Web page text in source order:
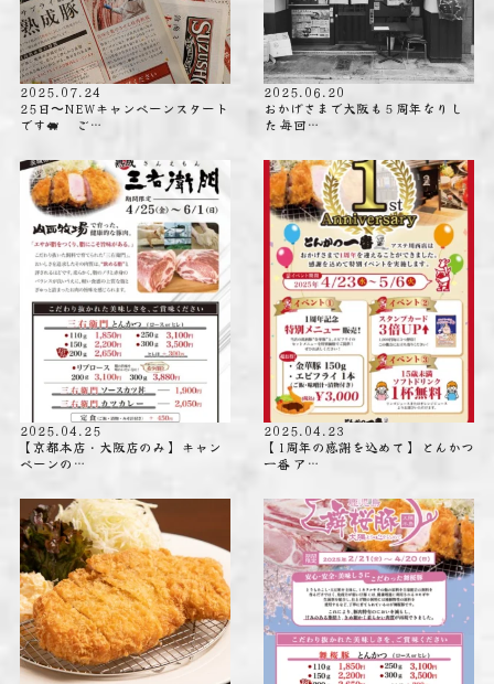
2025.07.24
25日〜NEWキャンペーンスタート
です🐖 ご…
2025.06.20
おかげさまで大阪も５周年なりし
た️ 毎回…
2025.04.25
【京都本店・大阪店のみ】 キャン
ペーンの…
2025.04.23
【1周年の感謝を込めて】 とんかつ
一番 ア…